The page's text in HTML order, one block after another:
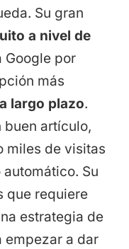
Su gran
a nivel de
Google por
más
largo plazo.
buen artículo,
miles de visitas
Su
que requiere
estrategia de
empezar a dar